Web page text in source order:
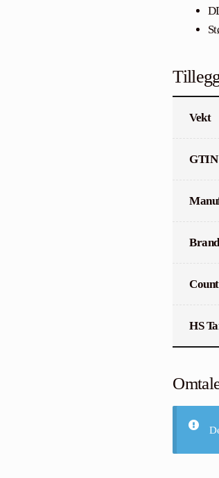
Vekt
GTIN
Brand
HS